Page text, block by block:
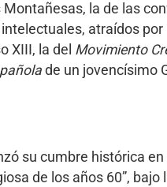
la de las
atraídos
XIII, la del Movimiento
de un jovencísimo
su cumbre histórica
de los años 60”, bajo